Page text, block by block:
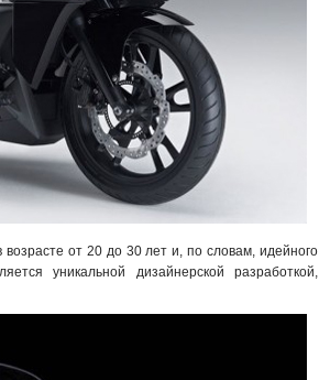
от 20 до 30 лет и, по словам, идейного
уникальной дизайнерской разработкой,